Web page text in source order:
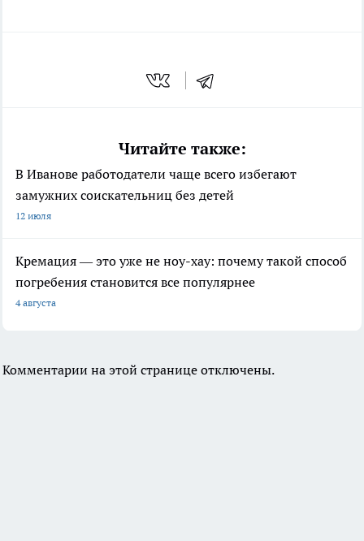
Читайте также:
В Иванове работодатели чаще всего избегают
замужних соискательниц без детей
12 июля
Кремация — это уже не ноу-хау: почему такой способ
погребения становится все популярнее
4 августа
Комментарии на этой странице отключены.